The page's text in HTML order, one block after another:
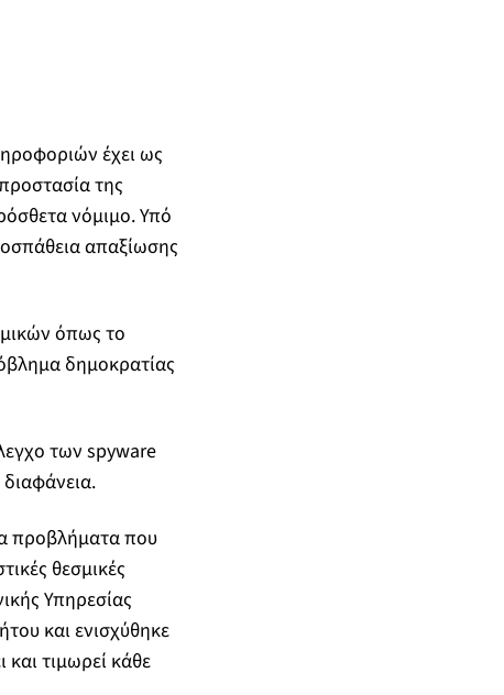
έχει ως
της
νόμιμο. Υπό
απαξίωσης
όπως το
δημοκρατίας
των spyware
προβλήματα που
θεσμικές
Υπηρεσίας
και ενισχύθηκε
τιμωρεί κάθε